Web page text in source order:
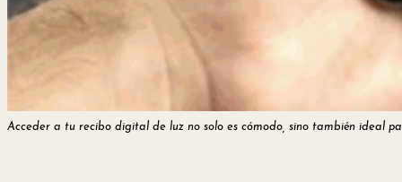
Acceder a tu recibo digital de luz no solo es cómodo, sino también ideal